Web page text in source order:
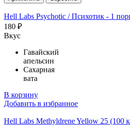
Hell Labs Psychotic / Психотик - 1
180 ₽
Вкус
Гавайский
апельсин
Сахарная
вата
В корзину
Добавить в избранное
Hell Labs Methyldrene Yellow 25 (100